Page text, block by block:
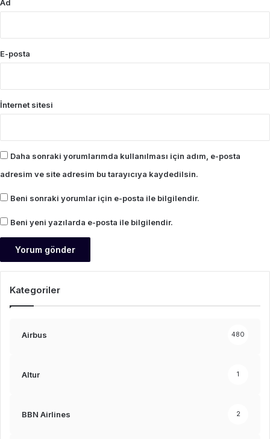
Ad
E-posta
İnternet sitesi
Daha sonraki yorumlarımda kullanılması için adım, e-posta
adresim ve site adresim bu tarayıcıya kaydedilsin.
Beni sonraki yorumlar için e-posta ile bilgilendir.
Beni yeni yazılarda e-posta ile bilgilendir.
Kategoriler
Airbus 480
Altur 1
BBN Airlines 2